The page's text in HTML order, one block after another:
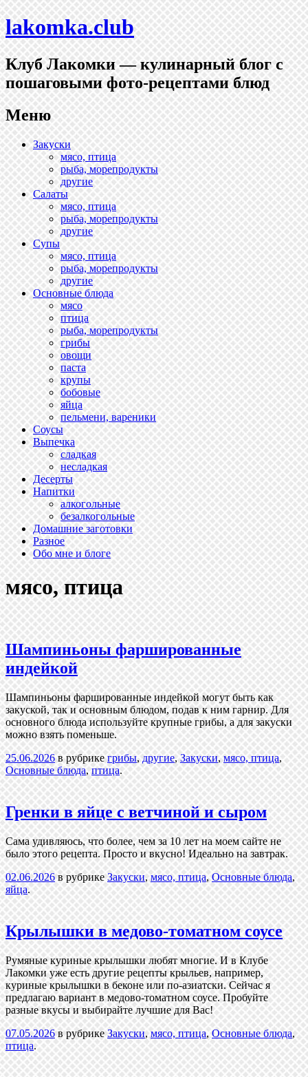
lakomka.club
Клуб Лакомки — кулинарный блог с
пошаговыми фото-рецептами блюд
Меню
Перейти
к
содержимому
Закуски
мясо, птица
рыба, морепродукты
другие
Салаты
мясо, птица
рыба, морепродукты
другие
Супы
мясо, птица
рыба, морепродукты
другие
Основные блюда
мясо
птица
рыба, морепродукты
грибы
овощи
паста
крупы
бобовые
яйца
пельмени, вареники
Соусы
Выпечка
сладкая
несладкая
Десерты
Напитки
алкогольные
безалкогольные
Домашние заготовки
Разное
Обо мне и блоге
мясо, птица
Шампиньоны фаршированные
индейкой
Шампиньоны фаршированные индейкой могут быть как
закуской, так и основным блюдом, подав к ним гарнир. Для
основного блюда используйте крупные грибы, а для закуски
можно взять поменьше.
25.06.2026в рубрикегрибы,другие,Закуски,мясо, птица,
Основные блюда,птица.
Гренки в яйце с ветчиной и сыром
Сама удивляюсь, что более, чем за 10 лет на моем сайте не
было этого рецепта. Просто и вкусно! Идеально на завтрак.
02.06.2026в рубрикеЗакуски,мясо, птица, Основные блюда,
яйца.
Крылышки в медово-томатном соусе
Румяные куриные крылышки любят многие. И в Клубе
Лакомки уже есть другие рецепты крыльев, например,
куриные крылышки в беконе или по-азиатски. Сейчас я
предлагаю вариант в медово-томатном соусе. Пробуйте
разные вкусы и выбирайте лучшие для Вас!
07.05.2026в рубрикеЗакуски,мясо, птица,Основные блюда,
птица.